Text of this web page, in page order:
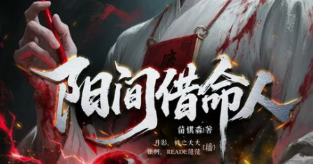
日本購物 電子/紙本書
HOT